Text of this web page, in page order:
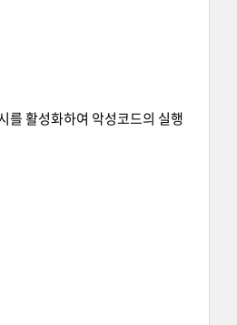
를 활성화하여 악성코드의 실행